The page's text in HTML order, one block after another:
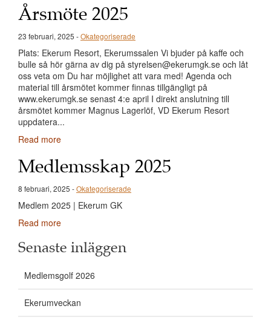
Årsmöte 2025
23 februari, 2025 -Okategoriserade
Plats: Ekerum Resort, Ekerumssalen Vi bjuder på kaffe och
bulle så hör gärna av dig på styrelsen@ekerumgk.se och låt
oss veta om Du har möjlighet att vara med! Agenda och
material till årsmötet kommer finnas tillgängligt på
www.ekerumgk.se senast 4:e april I direkt anslutning till
årsmötet kommer Magnus Lagerlöf, VD Ekerum Resort
uppdatera...
Read more
Medlemsskap 2025
8 februari, 2025 -Okategoriserade
Medlem 2025 | Ekerum GK
Read more
Senaste inläggen
Medlemsgolf 2026
Ekerumveckan